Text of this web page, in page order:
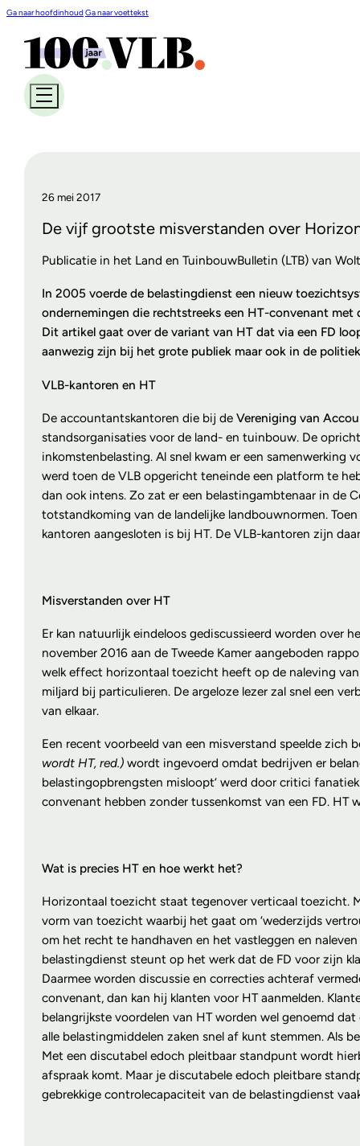
Ga naar hoofdinhoudGa naar voettekst
26 mei 2017
De vijf grootste misverstanden over
Publicatie in het Land en TuinbouwBulletin (LTB) van
In 2005 voerde de belastingdienst een nieuw
ondernemingen die rechtstreeks een HT-convenant
Dit artikel gaat over de variant van HT dat via een FD
aanwezig zijn bij het grote publiek maar ook in de
VLB-kantoren en HT
De accountantskantoren die bij de Vereniging van
standsorganisaties voor de land- en tuinbouw. De
inkomstenbelasting. Al snel kwam er een
werd toen de VLB opgericht teneinde een platform te
dan ook intens. Zo zat er een belastingambtenaar in de
totstandkoming van de landelijke landbouwnormen.
kantoren aangesloten is bij HT. De VLB-kantoren zijn
Misverstanden over HT
Er kan natuurlijk eindeloos gediscussieerd worden over
november 2016 aan de Tweede Kamer aangeboden
welk effect horizontaal toezicht heeft op de naleving
miljard bij particulieren. De argeloze lezer zal snel een
van elkaar.
Een recent voorbeeld van een misverstand speelde
wordt HT, red.) wordt ingevoerd omdat bedrijven er
belastingopbrengsten misloopt’ werd door critici
convenant hebben zonder tussenkomst van een FD. HT
Wat is precies HT en hoe werkt het?
Horizontaal toezicht staat tegenover verticaal toezicht.
vorm van toezicht waarbij het gaat om ‘wederzijds
om het recht te handhaven en het vastleggen en
belastingdienst steunt op het werk dat de FD voor zijn
Daarmee worden discussie en correcties achteraf
convenant, dan kan hij klanten voor HT aanmelden.
belangrijkste voordelen van HT worden wel genoemd
alle belastingmiddelen zaken snel af kunt stemmen. Als
Met een discutabel edoch pleitbaar standpunt wordt
afspraak komt. Maar je discutabele edoch pleitbare
gebrekkige controlecapaciteit van de belastingdienst